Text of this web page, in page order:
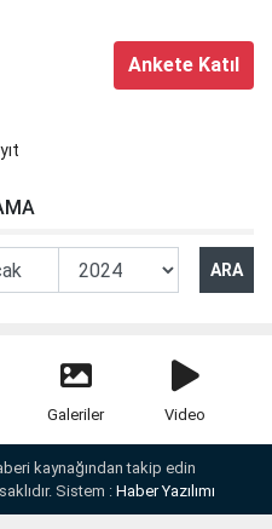
Galeriler Video
kaynağından takip edin
Sistem :Haber Yazılımı